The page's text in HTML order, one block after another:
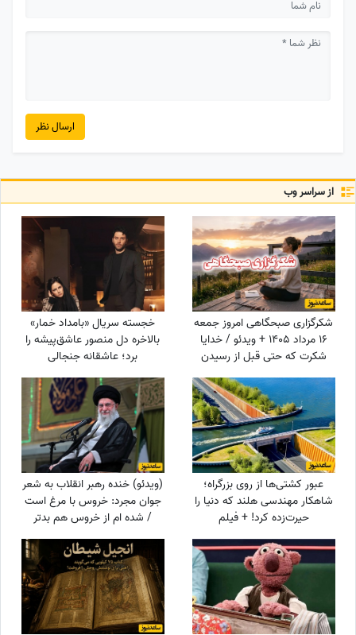
ارسال نظر
از سراسر وب
شکرگزاری صبحگاهی امروز جمعه
16 مرداد 1405 + ویدئو / خدایا
شکرت که حتی قبل از رسیدن
آرزوهایم، آرامشِ ایمان به اجابت
را در دلم قرار دادی
خجسته سریال «بامداد خمار»
بالاخره دل منصور عاشق‌پیشه را
برد؛ عاشقانه جنجالی
عموزاده‌های چشم‌رنگی که ارزش
دیدن داره
عبور کشتی‌ها از روی بزرگراه؛
شاهکار مهندسی هلند که دنیا را
حیرت‌زده کرد! + فیلم
(ویدئو) خنده رهبر انقلاب به شعر
جوان مجرد: خروس با مرغ است
/ شده ام از خروس هم بدتر